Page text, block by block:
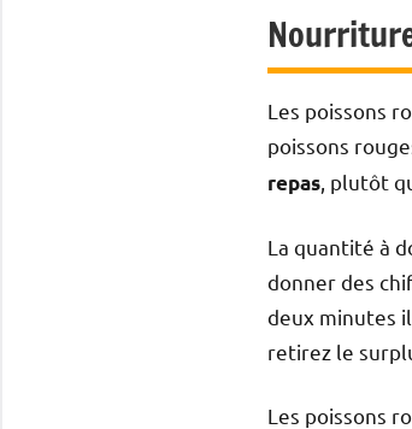
Les poissons
poissons
repas , plutôt
La quantité à
donner des
deux minutes
retirez le
Les poissons